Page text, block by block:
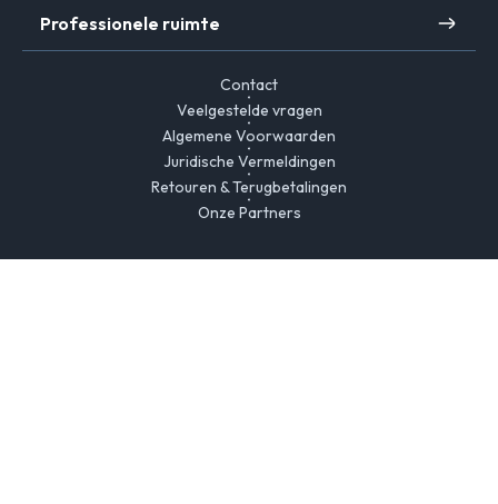
Professionele ruimte
Contact
Veelgestelde vragen
Algemene Voorwaarden
Juridische Vermeldingen
Retouren & Terugbetalingen
Onze Partners